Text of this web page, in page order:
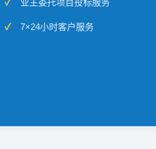
业主委托项目投标服务
7×24小时客户服务